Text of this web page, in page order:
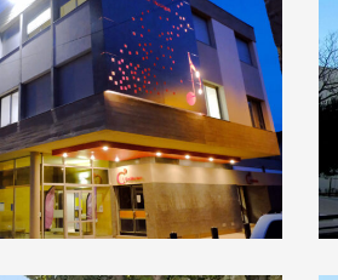
– Conservatoire